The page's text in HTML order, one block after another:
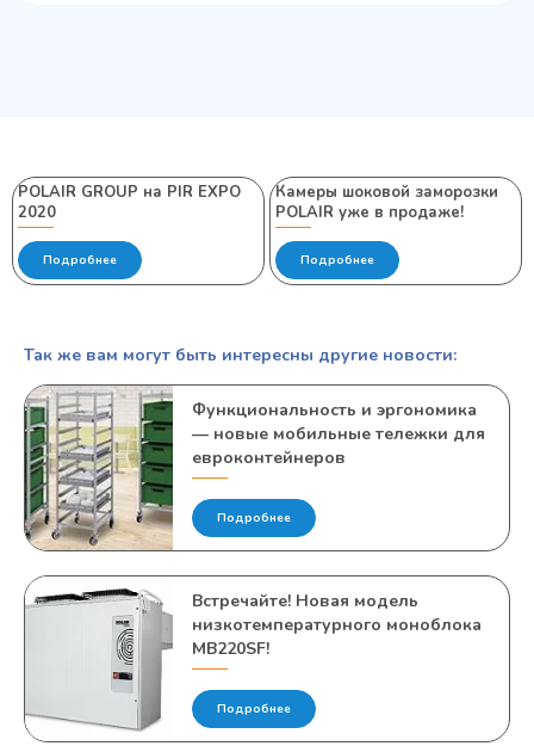
POLAIR GROUP на PIR EXPO
2020
Подробнее
Камеры шоковой заморозки
POLAIR уже в продаже!
Подробнее
Так же вам могут быть интересны другие новости:
Функциональность и эргономика
— новые мобильные тележки для
евроконтейнеров
Подробнее
Встречайте! Новая модель
низкотемпературного моноблока
MB220SF!
Подробнее